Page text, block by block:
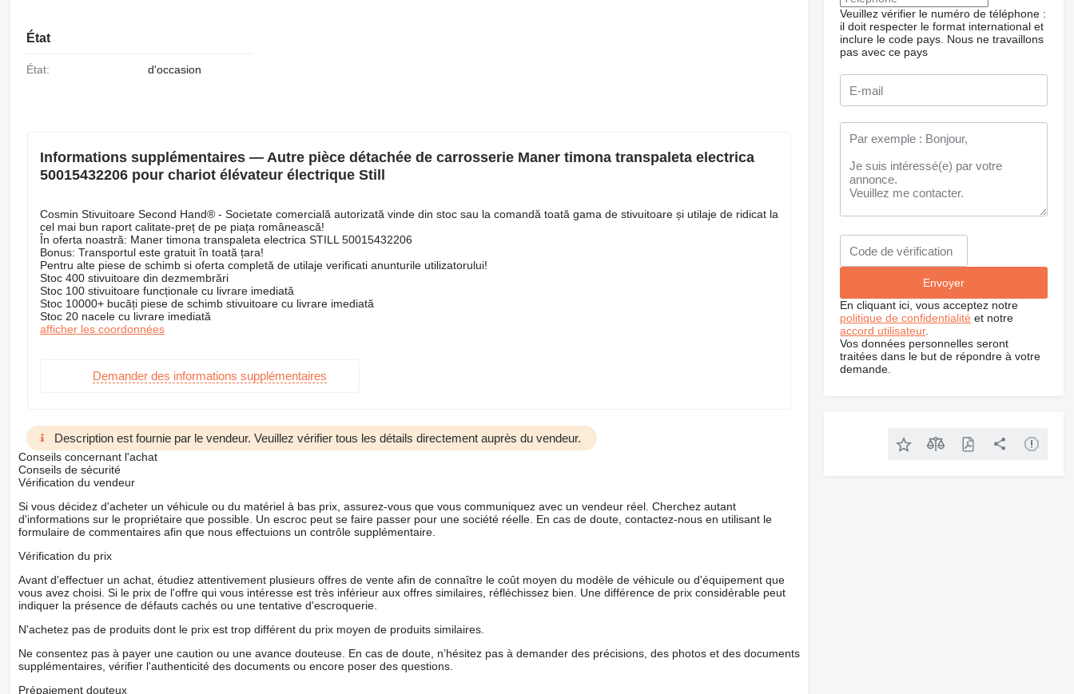
État
État: d'occasion
Informations supplémentaires — Autre pièce détachée de carrosserie Maner timona transpaleta electrica
50015432206 pour chariot élévateur électrique Still
Cosmin Stivuitoare Second Hand® - Societate comercială autorizată vinde din stoc sau la comandă toată gama de stivuitoare și utilaje de ridicat la
cel mai bun raport calitate-preț de pe piața românească!
În oferta noastră: Maner timona transpaleta electrica STILL 50015432206
Bonus: Transportul este gratuit în toată țara!
Pentru alte piese de schimb si oferta completă de utilaje verificati anunturile utilizatorului!
Stoc 400 stivuitoare din dezmembrări
Stoc 100 stivuitoare funcționale cu livrare imediată
Stoc 10000+ bucăți piese de schimb stivuitoare cu livrare imediată
Stoc 20 nacele cu livrare imediată
afficher les coordonnées
Demander des informations supplémentaires
Description est fournie par le vendeur. Veuillez vérifier tous les détails directement auprès du vendeur.
Conseils concernant l'achat
Conseils de sécurité
Vérification du vendeur
Si vous décidez d'acheter un véhicule ou du matériel à bas prix, assurez-vous que vous communiquez avec un vendeur réel. Cherchez autant
d'informations sur le propriétaire que possible. Un escroc peut se faire passer pour une société réelle. En cas de doute, contactez-nous en utilisant le
formulaire de commentaires afin que nous effectuions un contrôle supplémentaire.
Vérification du prix
Avant d'effectuer un achat, étudiez attentivement plusieurs offres de vente afin de connaître le coût moyen du modèle de véhicule ou d'équipement que
vous avez choisi. Si le prix de l'offre qui vous intéresse est très inférieur aux offres similaires, réfléchissez bien. Une différence de prix considérable peut
indiquer la présence de défauts cachés ou une tentative d'escroquerie.
N'achetez pas de produits dont le prix est trop différent du prix moyen de produits similaires.
Ne consentez pas à payer une caution ou une avance douteuse. En cas de doute, n’hésitez pas à demander des précisions, des photos et des documents
supplémentaires, vérifier l'authenticité des documents ou encore poser des questions.
Prépaiement douteux
Veuillez vérifier le numéro de téléphone :
il doit respecter le format international et
inclure le code pays. Nous ne travaillons
pas avec ce pays
En cliquant ici, vous acceptez notre
politique de confidentialité et notre
accord utilisateur.
Vos données personnelles seront
traitées dans le but de répondre à votre
demande.